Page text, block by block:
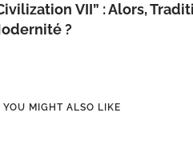
VII” : Alors,
?
YOU MIGHT ALSO LIKE